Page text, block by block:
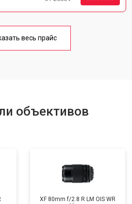
весь прайс
объективов
XF 80mm f/2.8 R LM OIS WR